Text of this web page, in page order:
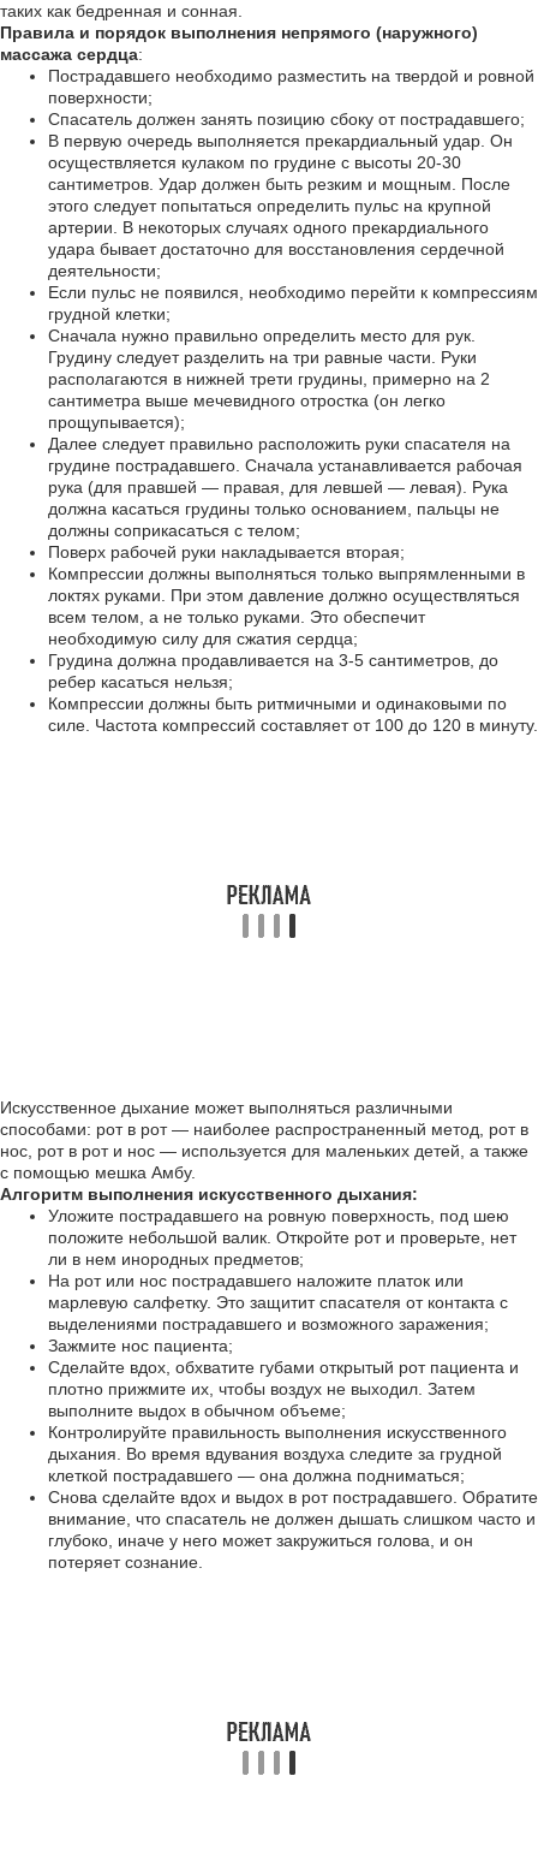
таких как бедренная и сонная.
Правила и порядок выполнения непрямого (наружного)
массажа сердца:
Пострадавшего необходимо разместить на твердой и ровной
поверхности;
Спасатель должен занять позицию сбоку от пострадавшего;
В первую очередь выполняется прекардиальный удар. Он
осуществляется кулаком по грудине с высоты 20-30
сантиметров. Удар должен быть резким и мощным. После
этого следует попытаться определить пульс на крупной
артерии. В некоторых случаях одного прекардиального
удара бывает достаточно для восстановления сердечной
деятельности;
Если пульс не появился, необходимо перейти к компрессиям
грудной клетки;
Сначала нужно правильно определить место для рук.
Грудину следует разделить на три равные части. Руки
располагаются в нижней трети грудины, примерно на 2
сантиметра выше мечевидного отростка (он легко
прощупывается);
Далее следует правильно расположить руки спасателя на
грудине пострадавшего. Сначала устанавливается рабочая
рука (для правшей — правая, для левшей — левая). Рука
должна касаться грудины только основанием, пальцы не
должны соприкасаться с телом;
Поверх рабочей руки накладывается вторая;
Компрессии должны выполняться только выпрямленными в
локтях руками. При этом давление должно осуществляться
всем телом, а не только руками. Это обеспечит
необходимую силу для сжатия сердца;
Грудина должна продавливается на 3-5 сантиметров, до
ребер касаться нельзя;
Компрессии должны быть ритмичными и одинаковыми по
силе. Частота компрессий составляет от 100 до 120 в минуту.
Искусственное дыхание может выполняться различными
способами: рот в рот — наиболее распространенный метод, рот в
нос, рот в рот и нос — используется для маленьких детей, а также
с помощью мешка Амбу.
Алгоритм выполнения искусственного дыхания:
Уложите пострадавшего на ровную поверхность, под шею
положите небольшой валик. Откройте рот и проверьте, нет
ли в нем инородных предметов;
На рот или нос пострадавшего наложите платок или
марлевую салфетку. Это защитит спасателя от контакта с
выделениями пострадавшего и возможного заражения;
Зажмите нос пациента;
Сделайте вдох, обхватите губами открытый рот пациента и
плотно прижмите их, чтобы воздух не выходил. Затем
выполните выдох в обычном объеме;
Контролируйте правильность выполнения искусственного
дыхания. Во время вдувания воздуха следите за грудной
клеткой пострадавшего — она должна подниматься;
Снова сделайте вдох и выдох в рот пострадавшего. Обратите
внимание, что спасатель не должен дышать слишком часто и
глубоко, иначе у него может закружиться голова, и он
потеряет сознание.